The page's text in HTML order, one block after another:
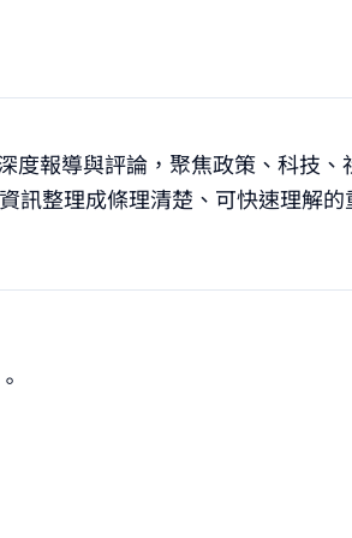
報導與評論，聚焦政策、科技、
訊整理成條理清楚、可快速理解